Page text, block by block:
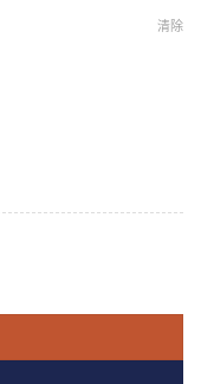
清除